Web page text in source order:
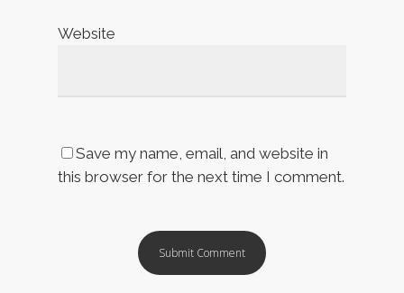
Website
Save my name, email, and website in
this browser for the next time I comment.